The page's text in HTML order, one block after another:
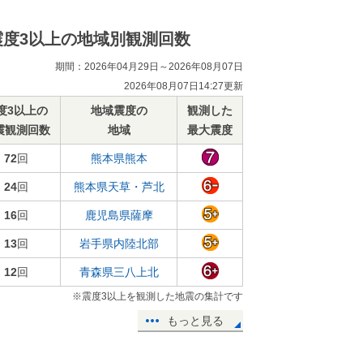
度3以上の地域別観測回数
期間：2026年04月29日～2026年08月07日
2026年08月07日14:27更新
3以上の
観測回数
地域震度の
地域
観測した
最大震度
72回 熊本県熊本
24回 熊本県天草・芦北
16回 鹿児島県薩摩
13回 岩手県内陸北部
12回 青森県三八上北
※震度3以上を観測した地震の集計です
もっと見る